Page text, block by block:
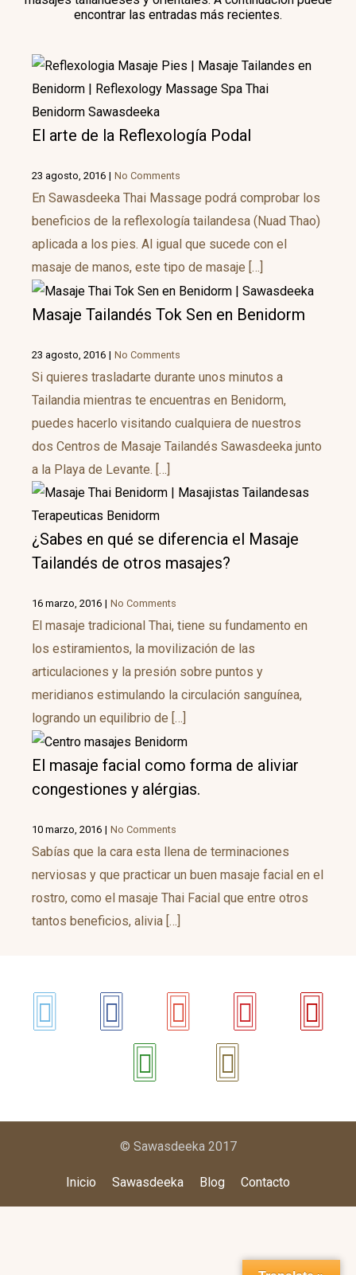
encontrar las entradas más recientes.
El arte de la Reflexología Podal
23 agosto, 2016 | No Comments
En Sawasdeeka Thai Massage podrá comprobar los
beneficios de la reflexología tailandesa (Nuad Thao)
aplicada a los pies. Al igual que sucede con el
masaje de manos, este tipo de masaje […]
Masaje Tailandés Tok Sen en Benidorm
23 agosto, 2016 | No Comments
Si quieres trasladarte durante unos minutos a
Tailandia mientras te encuentras en Benidorm,
puedes hacerlo visitando cualquiera de nuestros
dos Centros de Masaje Tailandés Sawasdeeka junto
a la Playa de Levante. […]
¿Sabes en qué se diferencia el Masaje
Tailandés de otros masajes?
16 marzo, 2016 | No Comments
El masaje tradicional Thai, tiene su fundamento en
los estiramientos, la movilización de las
articulaciones y la presión sobre puntos y
meridianos estimulando la circulación sanguínea,
logrando un equilibrio de […]
El masaje facial como forma de aliviar
congestiones y alérgias.
10 marzo, 2016 | No Comments
Sabías que la cara esta llena de terminaciones
nerviosas y que practicar un buen masaje facial en el
rostro, como el masaje Thai Facial que entre otros
tantos beneficios, alivia […]
© Sawasdeeka 2017
Inicio Sawasdeeka Blog Contacto